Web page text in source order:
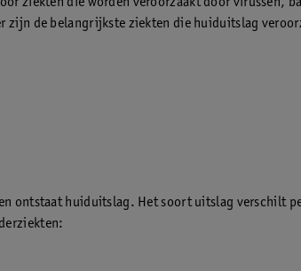
zijn de belangrijkste ziekten die huiduitslag
ontstaat huiduitslag. Het soort uitslag verschilt